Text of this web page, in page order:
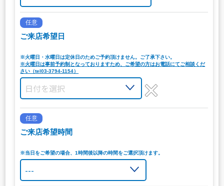
任意
ご来店希望日
※火曜日・水曜日は定休日のためご予約頂けません。ご了承下さい。
※火曜日は事前予約制となっておりますため、ご希望の方はお電話にてご相談くだ
さい（tel03-3794-1154）
任意
ご来店希望時間
※当日をご希望の場合、1時間後以降の時間をご選択頂けます。